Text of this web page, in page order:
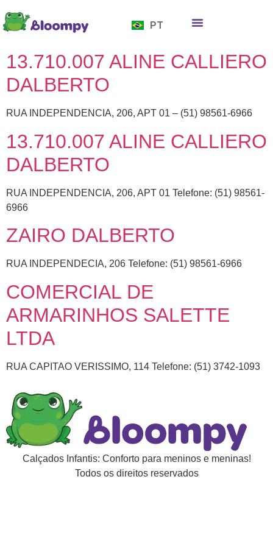
PT
ES
13.710.007 ALINE CALLIERO
DALBERTO
RUA INDEPENDENCIA, 206, APT 01 – (51) 98561-6966
13.710.007 ALINE CALLIERO
DALBERTO
RUA INDEPENDENCIA, 206, APT 01 Telefone: (51) 98561-
6966
ZAIRO DALBERTO
RUA INDEPENDECIA, 206 Telefone: (51) 98561-6966
COMERCIAL DE
ARMARINHOS SALETTE
LTDA
RUA CAPITAO VERISSIMO, 114 Telefone: (51) 3742-1093
Calçados Infantis: Conforto para meninos e meninas!
Todos os direitos reservados